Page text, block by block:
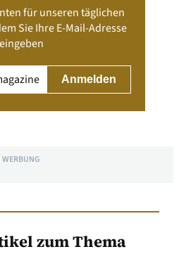
für unseren täglichen
Sie Ihre E-Mail-Adresse
eingeben
WERBUNG
zum Thema